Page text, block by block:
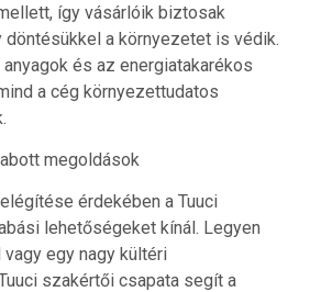
így vásárlóik biztosak
döntésükkel a környezetet is védik.
és az energiatakarékos
a cég környezettudatos
megoldások
érdekében a Tuuci
lehetőségeket kínál. Legyen
egy nagy kültéri
szakértői csapata segít a